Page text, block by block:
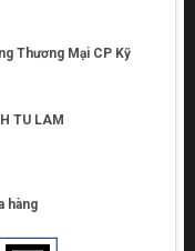
Thương Mại CP Kỹ
TU LAM
hàng